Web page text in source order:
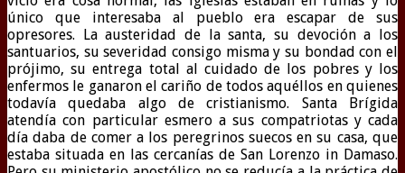
único que interesaba al pueblo era escapar de sus
opresores. La austeridad de la santa, su devoción a los
santuarios, su severidad consigo misma y su bondad con el
prójimo, su entrega total al cuidado de los pobres y los
enfermos le ganaron el cariño de todos aquéllos en quienes
todavía quedaba algo de cristianismo. Santa Brígida
atendía con particular esmero a sus compatriotas y cada
día daba de comer a los peregrinos suecos en su casa, que
estaba situada en las cercanías de San Lorenzo in Damaso.